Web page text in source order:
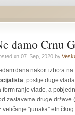
damo Crnu
on 07. Sep, 2020 by
dana nakon izbora na
, poslije duge
formiranje vlade, a
zastavama druge države
veličanje “junaka”